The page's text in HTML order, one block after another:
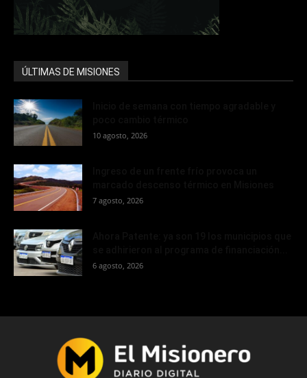
ÚLTIMAS DE MISIONES
10 agosto, 2026
7 agosto, 2026
6 agosto, 2026